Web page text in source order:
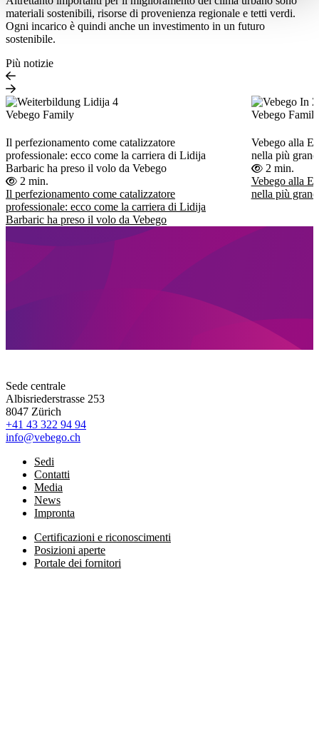
materiali sostenibili, risorse di provenienza regionale e tetti verdi.
Ogni incarico è quindi anche un investimento in un futuro
sostenibile.
Più notizie
Vebego Family
Il perfezionamento come catalizzatore
professionale: ecco come la carriera di Lidija
Barbaric ha preso il volo da Vebego
2 min.
Il perfezionamento come catalizzatore
professionale: ecco come la carriera di Lidija
Barbaric ha preso il volo da Vebego
Vebego
Vebego alla
nella più
2 min.
Vebego alla
nella più
Sede centrale
Albisriederstrasse 253
8047 Zürich
+41 43 322 94 94
info@vebego.ch
Sedi
Contatti
Media
News
Impronta
Certificazioni e riconoscimenti
Posizioni aperte
Portale dei fornitori